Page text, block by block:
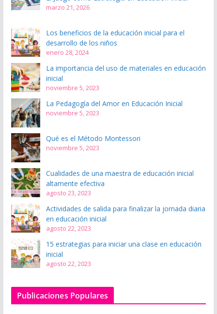
marzo 21, 2026
Los beneficios de la educación inicial para el
desarrollo de los niños
enero 28, 2024
La importancia del uso de materiales en educación
inicial
noviembre 5, 2023
La Pedagogía del Amor en Educación Inicial
noviembre 5, 2023
Qué es el Método Montessori
noviembre 5, 2023
Cualidades de una maestra de educación inicial
altamente efectiva
agosto 23, 2023
Actividades de salida para finalizar la jornada diaria
en educación inicial
agosto 22, 2023
15 estrategias para iniciar una clase en educación
inicial
agosto 22, 2023
Publicaciones Populares